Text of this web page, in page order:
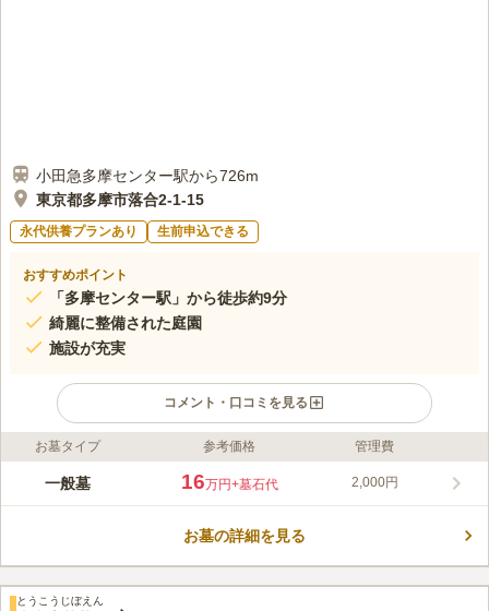
小田急多摩センター駅から726m
東京都多摩市落合2-1-15
永代供養プランあり 生前申込できる
おすすめポイント
「多摩センター駅」から徒歩約9分
綺麗に整備された庭園
施設が充実
コメント・口コミを見る
ライフドット編集部のコメント
多摩市落合にある真言宗智山派の霊園です。納骨される方の宗
王線・多摩モノレール「多摩センター駅」で徒歩9分。または、
としていて、お参りしやすいです。
口コミ評価
この霊園はまだ誰からも評価されていません。
お墓タイプ 参考価格 管理費
一般墓 16万円+墓石代 2,000円
お墓の詳細を見る
とうこうじぼえん